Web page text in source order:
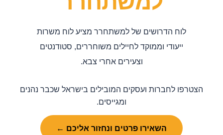
לוח הדרושים של למשתחרר מציע לוח משרות
ייעודי וממוקד לחיילים משוחררים, סטודנטים
וצעירים אחרי צבא.
הצטרפו לחברות ועסקים המובילים בישראל שכבר נהנים
ומגייסים.
השאירו פרטים ונחזור אליכם ←